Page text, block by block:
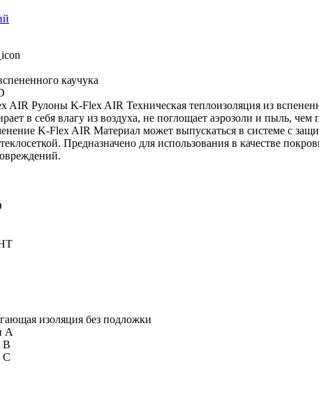
каучука
AIR Рулоны K-Flex AIR Техническая теплоизоляция из
в себя влагу из воздуха, не поглощает аэрозоли и пыль,
K-Flex AIR Материал может выпускаться в системе c
Предназначено для использования в качестве
изоляция без подложки
А
В